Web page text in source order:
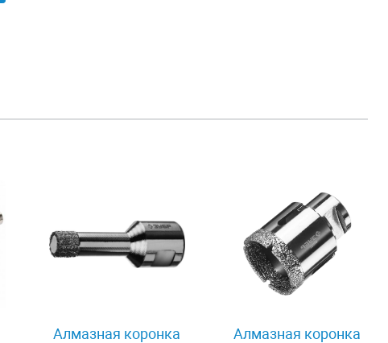
Алмазная коронка
Алмазная коронка